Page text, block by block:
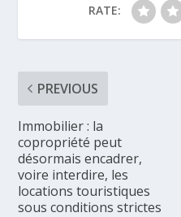
RATE:
PREVIOUS
Immobilier : la
copropriété peut
désormais encadrer,
voire interdire, les
locations touristiques
sous conditions strictes